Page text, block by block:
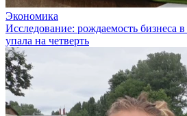
Экономика
Исследование: рождаемость бизнеса
упала на четверть